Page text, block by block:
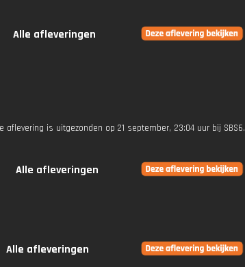
Alle afleveringen
is uitgezonden op 21 september, 23:04 uur bij SBS6.
Alle afleveringen
Alle afleveringen